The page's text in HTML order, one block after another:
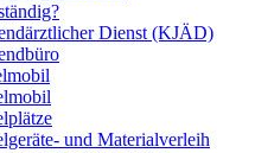
Dienst (KJÄD)
und Materialverleih